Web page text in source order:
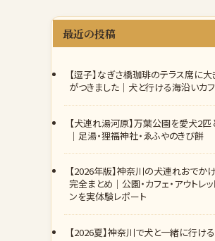
最近の投稿
【逗子】なぎさ橋珈琲のテラス席に
がつきました｜犬と行ける海沿いカ
【犬連れ湯河原】万葉公園を愛犬2匹
｜足湯・狸福神社・ゑふやのきび餅
【2026年版】神奈川の犬連れおでか
完全まとめ｜公園・カフェ・アウトレッ
ンを実体験レポート
【2026夏】神奈川で犬と一緒に行け